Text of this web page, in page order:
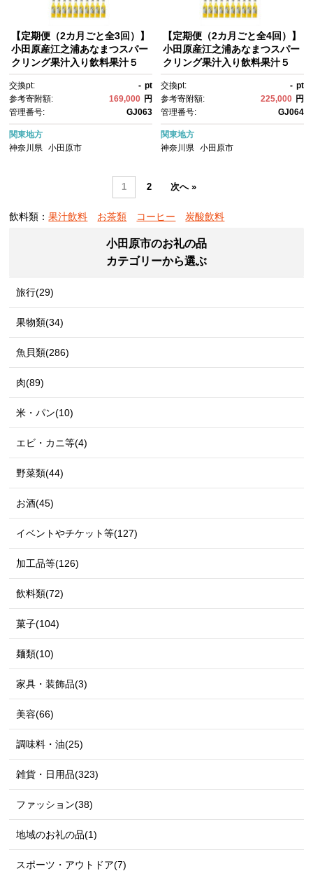
【定期便（2カ月ごと全3回）】
小田原産江之浦あなまつスパー
クリング果汁入り飲料果汁５
酸 果汁 ドリンク 人気 おすす
め フルーツ ソーダ 清涼飲料 セ
ット 定期便 送料無料 神奈川
県 小田原市
交換pt: - pt
参考寄附額:
169,000 円
管理番号:
GJ063
関東地方
神奈川県
小田原市
【定期便（2カ月ごと全4回）】
小田原産江之浦あなまつスパー
クリング果汁入り飲料果汁５
酸 果汁 ドリンク 人気 おすす
め フルーツ ソーダ 清涼飲料 セ
ット 定期便 送料無料 神奈川
県 小田原市
交換pt: - pt
参考寄附額:
225,000 円
管理番号:
GJ064
関東地方
神奈川県 小田原市
1 2 次へ »
飲料類：果汁飲料 お茶類 コーヒー 炭酸飲料
小田原市のお礼の品
カテゴリーから選ぶ
旅行(29)
果物類(34)
魚貝類(286)
肉(89)
米・パン(10)
エビ・カニ等(4)
野菜類(44)
お酒(45)
イベントやチケット等(127)
加工品等(126)
飲料類(72)
菓子(104)
麺類(10)
家具・装飾品(3)
美容(66)
調味料・油(25)
雑貨・日用品(323)
ファッション(38)
地域のお礼の品(1)
スポーツ・アウトドア(7)